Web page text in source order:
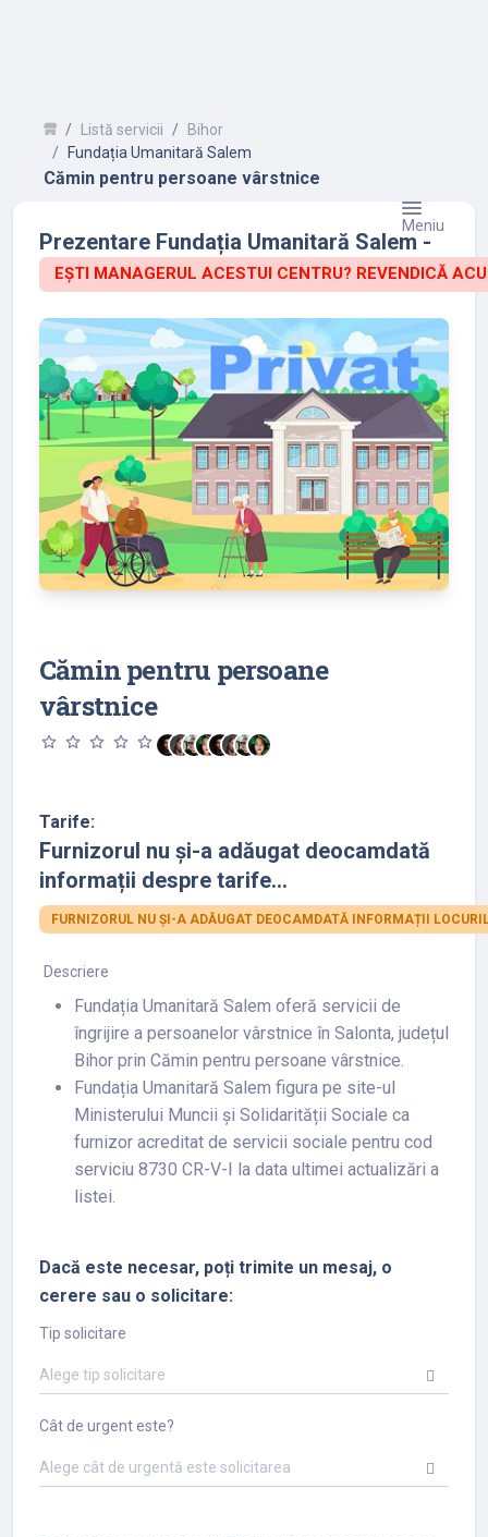
Listă servicii
Bihor
Fundația Umanitară Salem
Cămin pentru persoane vârstnice
Meniu
Prezentare Fundația Umanitară Salem -
EȘTI MANAGERUL ACESTUI CENTRU? REVENDICĂ
Cămin pentru persoane
vârstnice
star_outline star_outline star_outline star_outline star_outline
Tarife:
Furnizorul nu și-a adăugat deocamdată
informații despre tarife...
FURNIZORUL NU ȘI-A ADĂUGAT DEOCAMDATĂ INFORMAȚII
Descriere
Fundația Umanitară Salem oferă servicii de
îngrijire a persoanelor vârstnice în Salonta, județul
Bihor prin Cămin pentru persoane vârstnice.
Fundația Umanitară Salem figura pe site-ul
Ministerului Muncii și Solidarității Sociale ca
furnizor acreditat de servicii sociale pentru cod
serviciu 8730 CR-V-I la data ultimei actualizări a
listei.
Dacă este necesar, poți trimite un mesaj, o
cerere sau o solicitare:
Tip solicitare
Alege tip solicitare
Cât de urgent este?
Alege cât de urgentă este solicitarea